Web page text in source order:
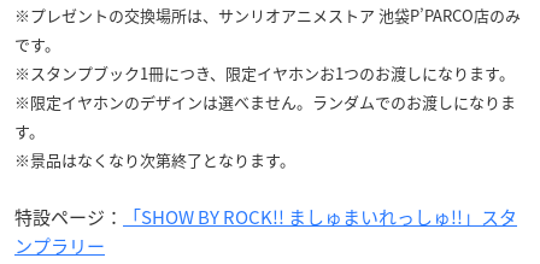
※プレゼントの交換場所は、サンリオアニメストア 池袋P’PARCO店のみ
です。
※スタンプブック1冊につき、限定イヤホンお1つのお渡しになります。
※限定イヤホンのデザインは選べません。ランダムでのお渡しになりま
す。
※景品はなくなり次第終了となります。
特設ページ：
「SHOW BY ROCK!! ましゅまいれっしゅ!!」スタ
ンプラリー